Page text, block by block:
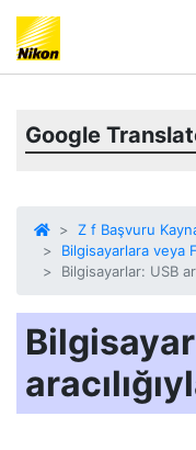
Google
Z f Başvuru
Bilgisayarlara veya
Bilgisayarlar: USB